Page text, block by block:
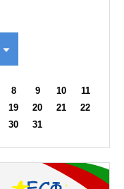
8 9 10
11
19 20 21
22
30 31